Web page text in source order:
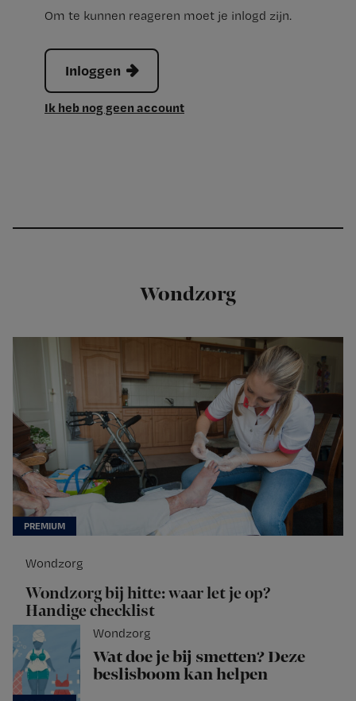
Om te kunnen reageren moet je inlogd zijn.
Inloggen
Ik heb nog geen account
Wondzorg
Wondzorg
Wondzorg bij hitte: waar let je op?
Handige checklist
Wondzorg
Wat doe je bij smetten? Deze
beslisboom kan helpen